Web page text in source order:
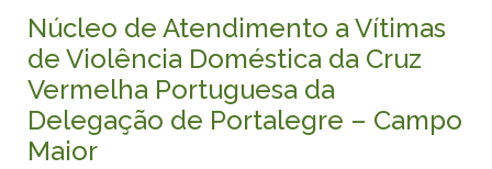
Núcleo de Atendimento a Vítimas
de Violência Doméstica da Cruz
Vermelha Portuguesa da
Delegação de Portalegre – Campo
Maior